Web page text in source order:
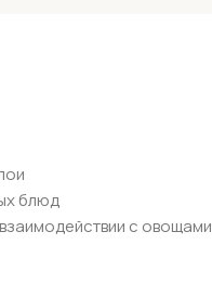
блюд
с овощами